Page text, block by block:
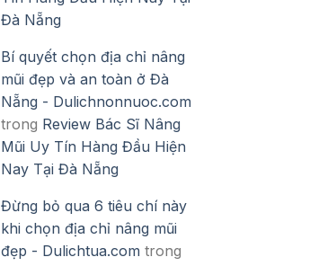
Đà Nẵng
Bí quyết chọn địa chỉ nâng
mũi đẹp và an toàn ở Đà
Nẵng - Dulichnonnuoc.com
trong Review Bác Sĩ Nâng
Mũi Uy Tín Hàng Đầu Hiện
Nay Tại Đà Nẵng
Đừng bỏ qua 6 tiêu chí này
khi chọn địa chỉ nâng mũi
đẹp - Dulichtua.com trong